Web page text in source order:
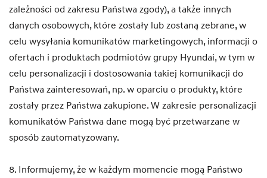
zależności od zakresu Państwa zgody), a także innych
danych osobowych, które zostały lub zostaną zebrane, w
celu wysyłania komunikatów marketingowych, informacji o
ofertach i produktach podmiotów grupy Hyundai, w tym w
celu personalizacji i dostosowania takiej komunikacji do
Państwa zainteresowań, np. w oparciu o produkty, które
zostały przez Państwa zakupione. W zakresie personalizacji
komunikatów Państwa dane mogą być przetwarzane w
sposób zautomatyzowany.
8. Informujemy, że w każdym momencie mogą Państwo